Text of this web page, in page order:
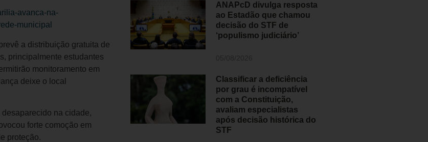
avanca-na-
municipal
a distribuição gratuita de
principalmente estudantes
monitoramento em
deixe o local
na cidade,
forte comoção em
proteção.
ANAPcD divulga resposta
ao Estadão que chamou
decisão do STF de
‘populismo judiciário’
Classificar a deficiência
por grau é incompatível
com a Constituição,
avaliam especialistas
após decisão histórica do
STF